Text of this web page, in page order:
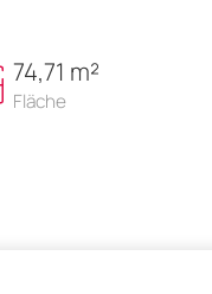
74,71 m²
Fläche